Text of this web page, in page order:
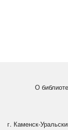
О
г. Каменск-